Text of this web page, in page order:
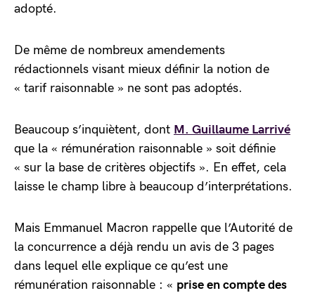
adopté.
De même de nombreux amendements
rédactionnels visant mieux définir la notion de
« tarif raisonnable » ne sont pas adoptés.
Beaucoup s’inquiètent, dont M. Guillaume Larrivé
que la « rémunération raisonnable » soit définie
« sur la base de critères objectifs ». En effet, cela
laisse le champ libre à beaucoup d’interprétations.
Mais Emmanuel Macron rappelle que l’Autorité de
la concurrence a déjà rendu un avis de 3 pages
dans lequel elle explique ce qu’est une
rémunération raisonnable : « prise en compte des